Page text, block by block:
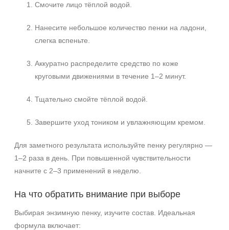
Смочите лицо тёплой водой.
Нанесите небольшое количество пенки на ладони,
слегка вспеньте.
Аккуратно распределите средство по коже
круговыми движениями в течение 1–2 минут.
Тщательно смойте тёплой водой.
Завершите уход тоником и увлажняющим кремом.
Для заметного результата используйте пенку регулярно —
1–2 раза в день. При повышенной чувствительности
начните с 2–3 применений в неделю.
На что обратить внимание при выборе
Выбирая энзимную пенку, изучите состав. Идеальная
формула включает: